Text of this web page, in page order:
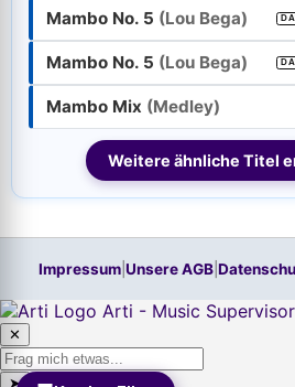
Mambo No. 5 (Lou Bega)
Mambo No. 5 (Lou Bega)
Mambo Mix (Medley)
Weitere ähnliche Titel
Impressum| Unsere AGB|
Arti - Music Supervisor
✕
➤
Weiter
Trage bitte vorher Deine E-Mail-
Hilfe, ich habe mein
Neu hier? Jetzt kostenloses